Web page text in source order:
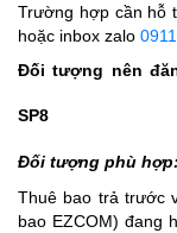
Trường hợp cần hỗ
hoặc inbox zalo
Đối tượng nên
SP8
Đối tượng phù hợp:
Thuê bao trả trước
bao EZCOM) đang